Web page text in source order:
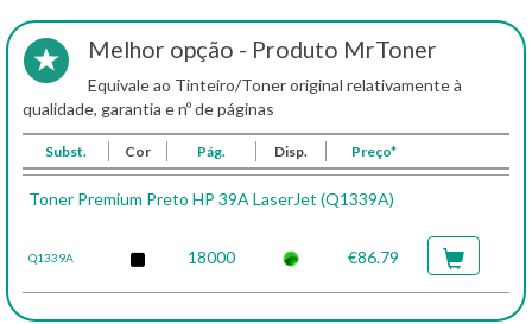
Melhor opção - Produto MrToner
Equivale ao Tinteiro/Toner original relativamente à
qualidade, garantia e nº de páginas
Subst. Cor Pág. Disp. Preço*
Toner Premium Preto HP 39A LaserJet (Q1339A)
Q1339A 18000 €86.79